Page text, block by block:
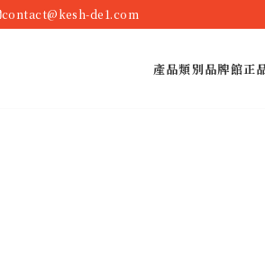
contact@kesh-de1.com
產品類別品牌館正